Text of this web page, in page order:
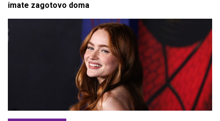
imate zagotovo doma